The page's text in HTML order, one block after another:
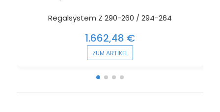
Regalsystem Z 290-260 / 294-264
1.662,48 €
ZUM ARTIKEL